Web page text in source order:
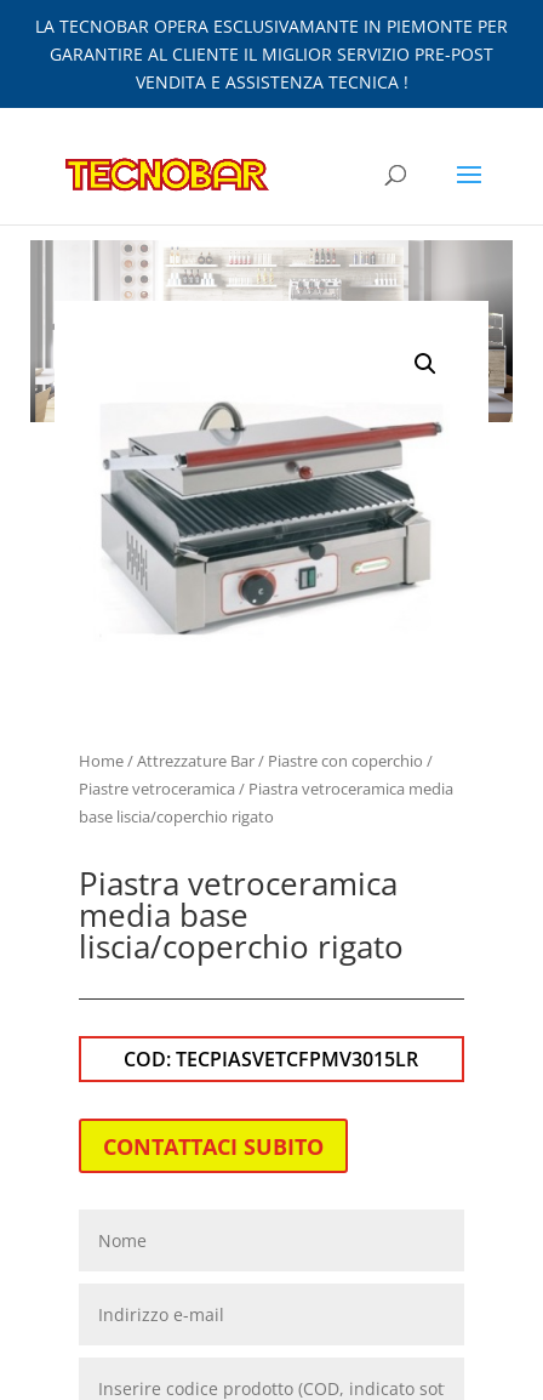
LA TECNOBAR OPERA ESCLUSIVAMANTE IN PIEMONTE PER
GARANTIRE AL CLIENTE IL MIGLIOR SERVIZIO PRE-POST
VENDITA E ASSISTENZA TECNICA !
Home/Attrezzature Bar/ Piastre con coperchio /
Piastre vetroceramica / Piastra vetroceramica media
base liscia/coperchio rigato
Piastra vetroceramica
media base
liscia/coperchio rigato
COD:TECPIASVETCFPMV3015LR
CONTATTACI SUBITO